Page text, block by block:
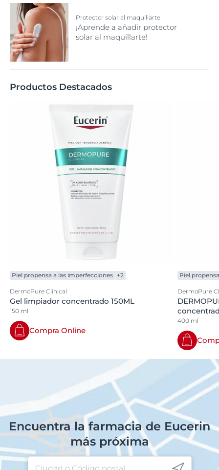
Protector solar al maquillarte
¡Aprende a añadir protector
solar al maquillarte!
Productos Destacados
Piel propensa a las imperfecciones +2
DermoPure Clinical
Gel limpiador concentrado 150ML
150 ml
Compra Online
Piel
DermoPure
400 ml
Encuentra la farmacia de Eucerin
más próxima